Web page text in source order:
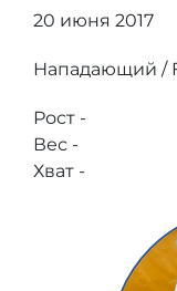
20 июня 2017
Нападающий /
Рост -
Вес -
Хват -